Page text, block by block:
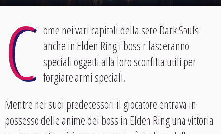
C ome nei vari capitoli della sere Dark Souls
anche in Elden Ring i boss rilasceranno
speciali oggetti alla loro sconfitta utili per
forgiare armi speciali.
Mentre nei suoi predecessori il giocatore entrava in
possesso delle anime dei boss in Elden Ring una vittoria